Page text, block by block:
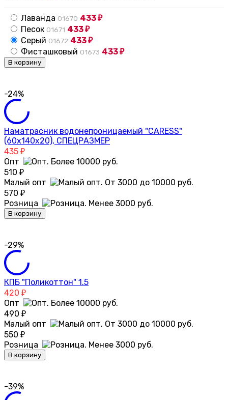
Лаванда 01670 433 ₽
Песок 01671 433 ₽
Серый 01672 433 ₽
Фисташковый 01673 433 ₽
В корзину
-24%
Наматрасник водонепроницаемый "CARESS"
(60х140х20), СПЕЦРАЗМЕР
435 ₽
Опт
510 ₽
Малый опт
570 ₽
Розница
В корзину
-29%
КПБ "Поликоттон" 1.5
420 ₽
Опт
490 ₽
Малый опт
550 ₽
Розница
В корзину
-39%